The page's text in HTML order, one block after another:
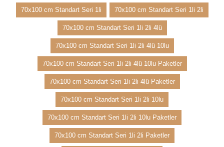
70x100 cm Standart Seri 1li 70x100 cm Standart Seri 1li 2li
70x100 cm Standart Seri 1li 2li 4lü
70x100 cm Standart Seri 1li 2li 4lü 10lu
70x100 cm Standart Seri 1li 2li 4lü 10lu Paketler
70x100 cm Standart Seri 1li 2li 4lü Paketler
70x100 cm Standart Seri 1li 2li 10lu
70x100 cm Standart Seri 1li 2li 10lu Paketler
70x100 cm Standart Seri 1li 2li Paketler